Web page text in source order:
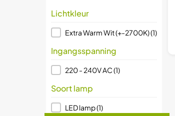
Lichtkleur
Lichtkleur
Extra Warm Wit (+-2700K)(1)
Ingangsspanning
Ingangsspanning
220 - 240V AC(1)
Soort lamp
Soort lamp
LED lamp(1)